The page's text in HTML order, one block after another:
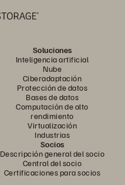
Soluciones
Inteligencia artificial
Nube
Ciberadaptación
Protección de datos
Bases de datos
Computación de alto
rendimiento
Virtualización
Industrias
Socios
Descripción general del socio
Central del socio
Certificaciones para socios